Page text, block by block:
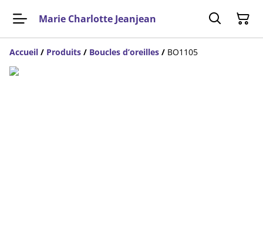
Marie Charlotte Jeanjean
Accueil / Produits / Boucles d’oreilles / BO1105